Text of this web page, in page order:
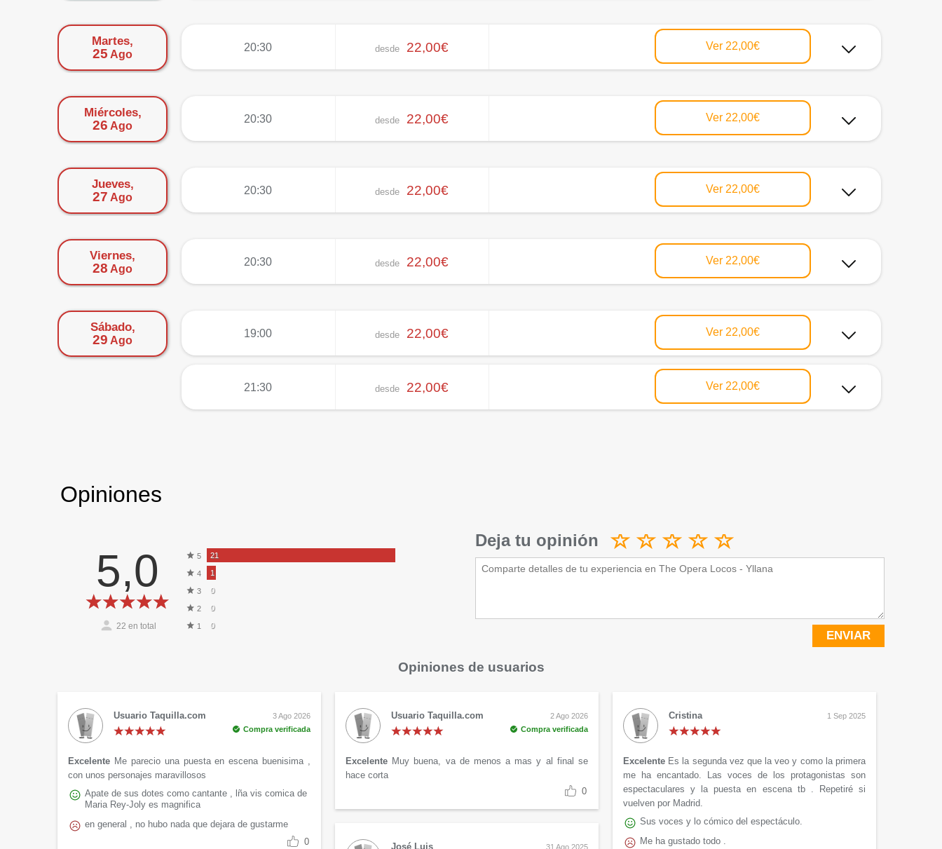
Martes,
25 Ago
20:30 desde 22,00€ Ver 22,00€
Miércoles,
26 Ago
20:30 desde 22,00€ Ver 22,00€
Jueves,
27 Ago
20:30 desde 22,00€ Ver 22,00€
Viernes,
28 Ago
20:30 desde 22,00€ Ver 22,00€
Sábado,
29 Ago
19:00 desde 22,00€ Ver 22,00€
21:30 desde 22,00€ Ver 22,00€
Opiniones
5,0
22 en total
5 21
4 1
3 0
2 0
1 0
Deja tu opinión
ENVIAR
Opiniones de usuarios
Usuario Taquilla.com
3 Ago 2026
Compra verificada
Excelente Me parecio una puesta en escena buenisima ,
con unos personajes maravillosos
Apate de sus dotes como cantante , lña vis comica de
Maria Rey-Joly es magnifica
en general , no hubo nada que dejara de gustarme
0
Usuario Taquilla.com
2 Ago 2026
Compra verificada
Excelente Muy buena, va de menos a mas y al final se
hace corta
0
Cristina 1 Sep 2025
Excelente Es la segunda vez que la veo y como la primera
me ha encantado. Las voces de los protagonistas son
espectaculares y la puesta en escena tb . Repetiré si
vuelven por Madrid.
Sus voces y lo cómico del espectáculo.
Me ha gustado todo .
José Luis 31 Ago 2025